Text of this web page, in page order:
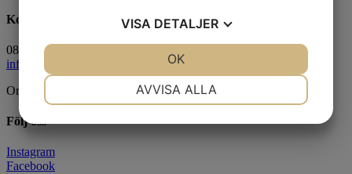
Kontakt
08 – 626 90 40
info@citronelles.com
Org 55 68 76-4327
Följ oss
Instagram
Facebook
VISA DETALJER
AVVISA ALLA
OK